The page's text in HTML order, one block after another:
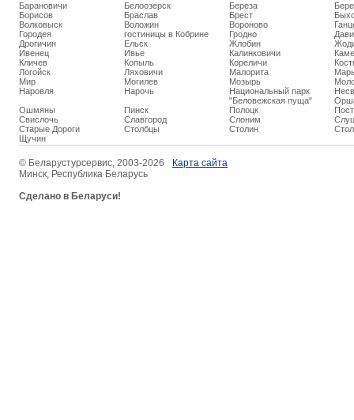
Барановичи Белоозерск Береза
Борисов
Браслав Брест
Волковыск
Воложин Вороново
Городея
гостиницы в Кобрине Гродно
Дрогичин
Ельск Жлобин
Ивенец
Ивье Калинковичи
Кличев
Копыль Кореличи
Логойск
Ляховичи Малорита
Мир
Могилев Мозырь
Наровля
Нарочь
Национальный парк
"Беловежская пуща"
Ошмяны
Пинск Полоцк
Свислочь
Славгород Слоним
Старые Дороги
Столбцы Столин
Щучин
© ​Беларустурсервис, 2003-2026
Минск, Республика Беларусь
Сделано в Беларуси!
Карта сайта